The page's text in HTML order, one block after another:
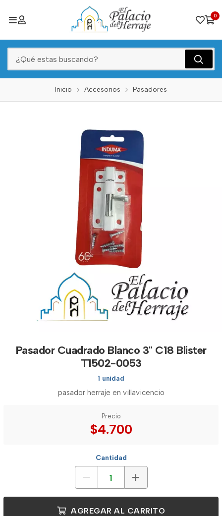
0
Inicio Accesorios Pasadores
Pasador Cuadrado Blanco 3" C18 Blister
T1502-0053
1 unidad
pasador herraje en villavicencio
Precio
$4.700
Cantidad
AGREGAR AL CARRITO